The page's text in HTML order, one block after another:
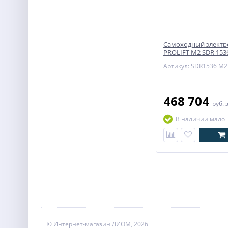
Самоходный
PROLIFT M2 SDR
Артикул: SDR1536 M2
468 704 руб.
В наличии мало
© Интернет-магазин ДИОМ, 2026